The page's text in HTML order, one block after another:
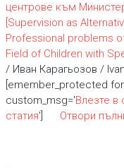
центрове към
[Supervision as
Professional problems
Field of Children with
/ Иван Карагьозов /
[emember_protected
custom_msg='Влезте в
статия'] Отвори